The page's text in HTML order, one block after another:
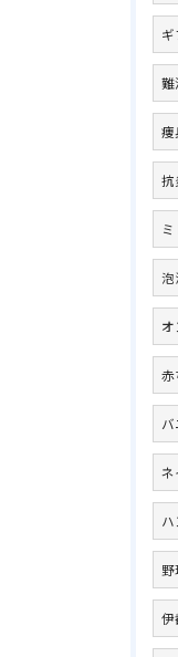
ギ
難
痩
抗
泡
赤
バ
ネ
野
伊